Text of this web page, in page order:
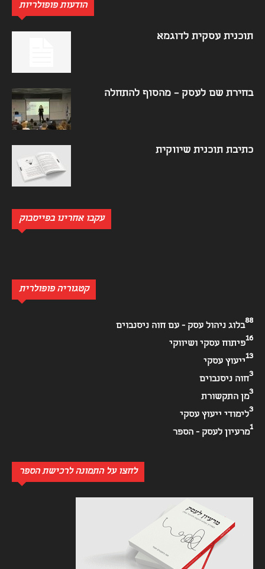
הודעות פופולריות
תוכנית עסקית לדוגמא
בחירת שם לעסק – מהסוף להתחלה
כתיבת תוכנית שיווקית
עקבו אחרינו בפייסבוק
קטגוריה פופולרית
בלוג ניהול עסק - עם חוה ניסנבוים
88
פיתוח עסקי ושיווקי
16
ייעוץ עסקי
13
חוה ניסנבוים
3
מן התקשורת
3
לימודי ייעוץ עסקי
3
מרעיון לעסק - הספר
1
לחצו על התמונה לרכישת הספר